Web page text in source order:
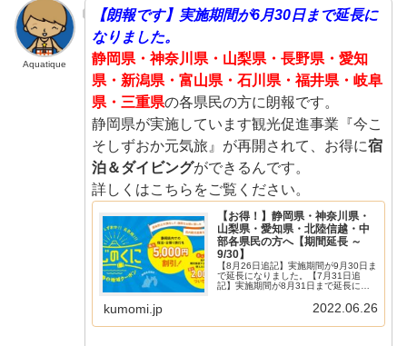
Aquatique
【朗報です】実施期間が6月30日まで延長に
なりました。
静岡県・神奈川県・山梨県・長野県・愛知
県・新潟県・富山県・石川県・福井県・岐阜
県・三重県の各県民の方に朗報です。
静岡県が実施しています観光促進事業『今こ
そしずおか元気旅』が再開されて、お得に宿
泊＆ダイビングができるんです。
詳しくはこちらをご覧ください。
【お得！】静岡県・神奈川県・
山梨県・愛知県・北陸信越・中
部各県民の方へ【期間延長 ～
9/30】
【8月26日追記】実施期間が9月30日ま
で延長になりました。【7月31日追
記】実施期間が8月31日まで延長にな
が7月14日まで延長になりました。【5
月21日追記】実施期間が6月30日まで
延長になりました。...
kumomi.jp 2022.06.26